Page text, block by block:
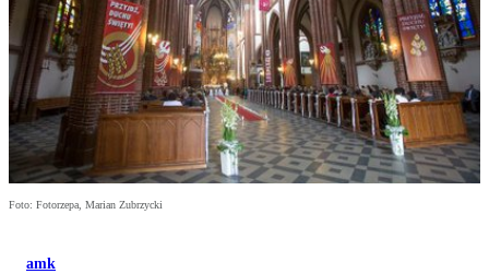
Foto: Fotorzepa, Marian Zubrzycki
amk